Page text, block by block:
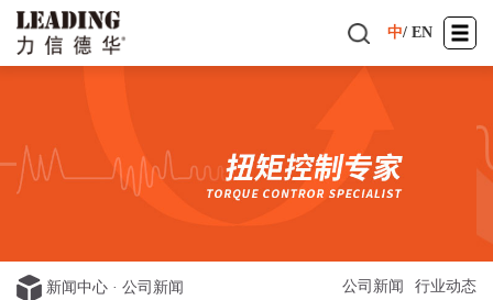
中/ EN
新闻中心 · 公司新闻 公司新闻 行业动态